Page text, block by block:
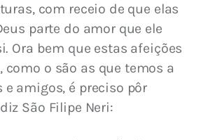
com receio de que elas
parte do amor que ele
Ora bem que estas afeições
como o são as que temos a
e amigos, é preciso pôr
São Filipe Neri: